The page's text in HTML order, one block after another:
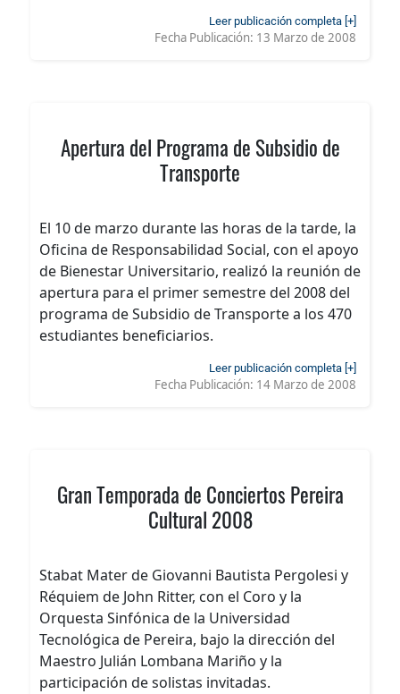
Leer publicación completa [+]
Fecha Publicación: 13 Marzo de 2008
Apertura del Programa de Subsidio de
Transporte
El 10 de marzo durante las horas de la tarde, la
Oficina de Responsabilidad Social, con el apoyo
de Bienestar Universitario, realizó la reunión de
apertura para el primer semestre del 2008 del
programa de Subsidio de Transporte a los 470
estudiantes beneficiarios.
Leer publicación completa [+]
Fecha Publicación: 14 Marzo de 2008
Gran Temporada de Conciertos Pereira
Cultural 2008
Stabat Mater de Giovanni Bautista Pergolesi y
Réquiem de John Ritter, con el Coro y la
Orquesta Sinfónica de la Universidad
Tecnológica de Pereira, bajo la dirección del
Maestro Julián Lombana Mariño y la
participación de solistas invitadas.